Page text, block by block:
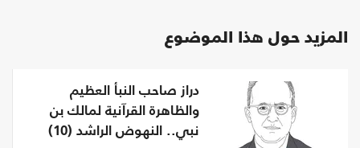
المزيد حول هذا الموضوع
دراز صاحب النبأ العظيم
والظاهرة القرآنية لمالك بن
نبي.. النهوض الراشد (10)